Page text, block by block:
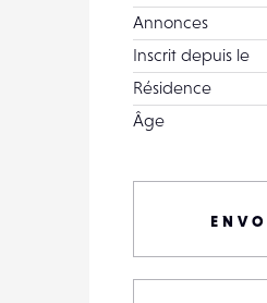
Annonces
Inscrit depuis le
Résidence
Âge